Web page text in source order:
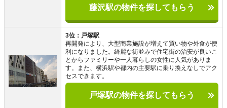
藤沢駅の物件を探してもらう
3位：戸塚駅
再開発により、大型商業施設が増えて買い物や外食が便
利になりました。綺麗な街並みで住宅街の治安が良いこ
とからファミリーや一人暮らしの女性に人気がありま
す。また、横浜駅や都内の主要駅に乗り換えなしでアク
セスできます。
戸塚駅の物件を探してもらう